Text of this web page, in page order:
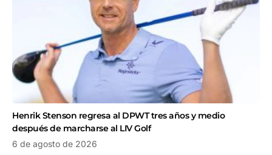
Henrik Stenson regresa al DPWT tres años y medio
después de marcharse al LIV Golf
6 de agosto de 2026